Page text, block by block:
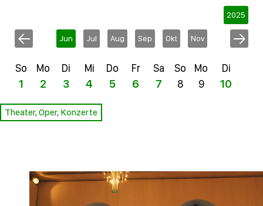
Jun Jul Aug Sep Okt Nov
2025
So
1
Mo
2
Di
3
Mi
4
Do
5
Fr
6
Sa
7
So
8
Mo
9
Di
10
Theater, Oper, Konzerte